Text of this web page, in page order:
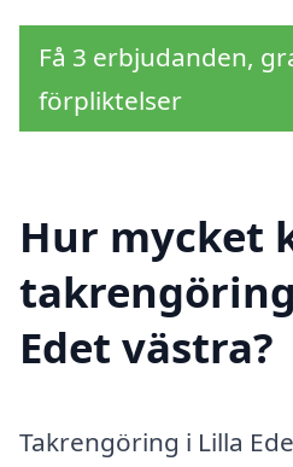
Få 3 erbjudanden,
förpliktelser
Hur mycket
Edet västra?
Takrengöring i Lilla